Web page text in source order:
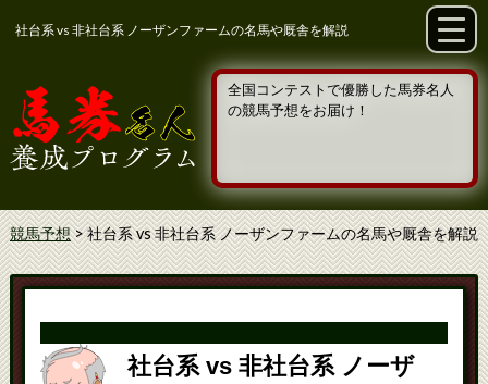
社台系 vs 非社台系 ノーザンファームの名馬や厩舎を解説
全国コンテストで優勝した馬券名人
の競馬予想をお届け！
競馬予想>社台系 vs 非社台系 ノーザンファームの名馬や厩舎を解説
社台系 vs 非社台系 ノーザ